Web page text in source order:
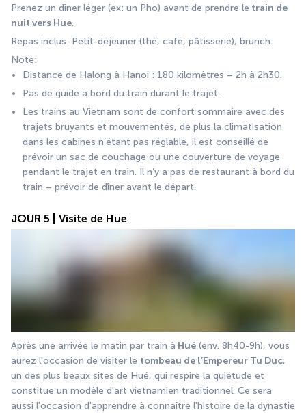
Prenez un dîner léger (ex: un Pho) avant de prendre le train de
nuit vers Hue.
Repas inclus: Petit-déjeuner (thé, café, pâtisserie), brunch.
Note:
Distance de Halong à Hanoi : 180 kilomètres – 2h à 2h30.
Pas de guide à bord du train durant le trajet.
Les trains au Vietnam sont de confort sommaire avec des
trajets bruyants et mouvementés, de plus la climatisation
dans les cabines n’étant pas réglable, il est conseillé de
prévoir un sac de couchage ou une couverture de voyage
pendant le trajet en train. Il n’y a pas de restaurant à bord du
train – prévoir de dîner avant le départ.
JOUR 5 | Visite de Hue
Après une arrivée le matin par train à Hué (env. 8h40-9h), vous
aurez l'occasion de visiter le tombeau de l’Empereur Tu Duc,
un des plus beaux sites de Hué, qui respire la quiétude et
constitue un modèle d'art vietnamien traditionnel. Ce sera
aussi l'occasion d'apprendre à connaître l'histoire de la dynastie